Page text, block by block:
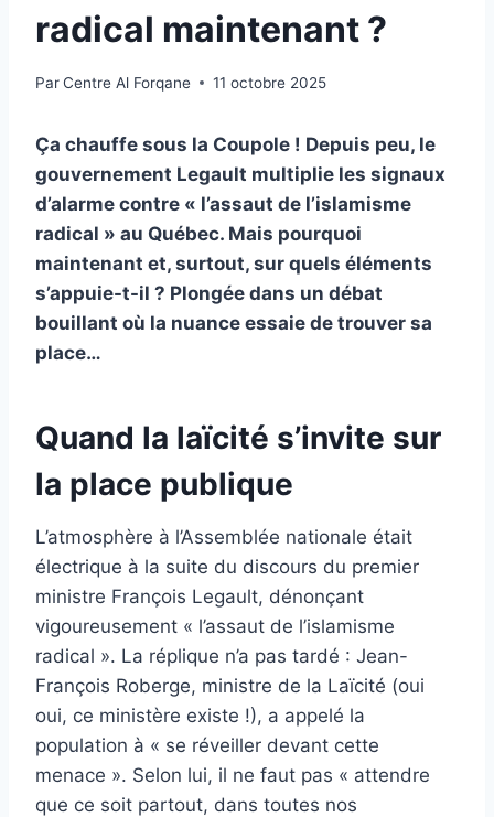
radical maintenant ?
ParCentre Al Forqane 11 octobre 2025
Ça chauffe sous la Coupole ! Depuis peu, le
gouvernement Legault multiplie les signaux
d’alarme contre « l’assaut de l’islamisme
radical » au Québec. Mais pourquoi
maintenant et, surtout, sur quels éléments
s’appuie-t-il ? Plongée dans un débat
bouillant où la nuance essaie de trouver sa
place…
Quand la laïcité s’invite sur
la place publique
L’atmosphère à l’Assemblée nationale était
électrique à la suite du discours du premier
ministre François Legault, dénonçant
vigoureusement « l’assaut de l’islamisme
radical ». La réplique n’a pas tardé : Jean-
François Roberge, ministre de la Laïcité (oui
oui, ce ministère existe !), a appelé la
population à « se réveiller devant cette
menace ». Selon lui, il ne faut pas « attendre
que ce soit partout, dans toutes nos